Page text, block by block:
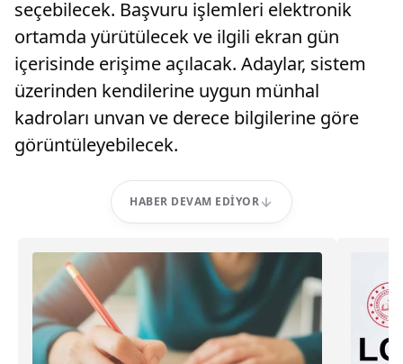
seçebilecek. Başvuru işlemleri elektronik
ortamda yürütülecek ve ilgili ekran gün
içerisinde erişime açılacak. Adaylar, sistem
üzerinden kendilerine uygun münhal
kadroları unvan ve derece bilgilerine göre
görüntüleyebilecek.
HABER DEVAM EDIYOR